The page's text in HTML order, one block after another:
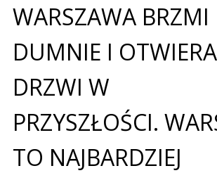
WARSZAWA BRZMI
DUMNIE I
DRZWI W
PRZYSZŁOŚCI.
TO NAJBARDZIEJ